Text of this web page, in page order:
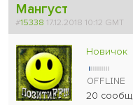
Мангуст
#15338 17.12.2018 10:12 GMT
Новичок
20